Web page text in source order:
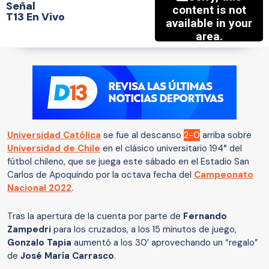
Señal
T13 En Vivo
Universidad Católica se fue al descanso 2-0 arriba sobre
Universidad de Chile en el clásico universitario 194° del
fútbol chileno, que se juega este sábado en el Estadio San
Carlos de Apoquindo por la octava fecha del Campeonato
Nacional 2022.
Tras la apertura de la cuenta por parte de Fernando
Zampedri para los cruzados, a los 15 minutos de juego,
Gonzalo Tapia aumentó a los 30’ aprovechando un “regalo”
de José María Carrasco.